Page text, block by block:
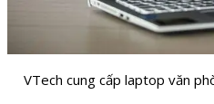
VTech cung cấp laptop văn